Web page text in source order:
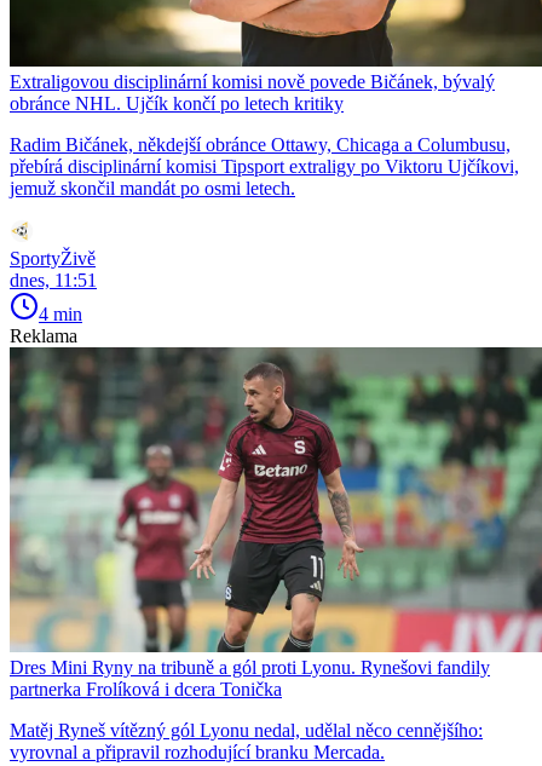
Extraligovou disciplinární komisi nově povede Bičánek, bývalý
obránce NHL. Ujčík končí po letech kritiky
Radim Bičánek, někdejší obránce Ottawy, Chicaga a Columbusu,
přebírá disciplinární komisi Tipsport extraligy po Viktoru Ujčíkovi,
jemuž skončil mandát po osmi letech.
SportyŽivě
dnes, 11:51
4 min
Reklama
Dres Mini Ryny na tribuně a gól proti Lyonu. Rynešovi fandily
partnerka Frolíková i dcera Tonička
Matěj Ryneš vítězný gól Lyonu nedal, udělal něco cennějšího:
vyrovnal a připravil rozhodující branku Mercada.